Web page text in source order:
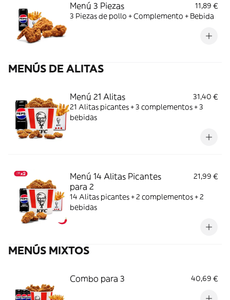
Menú 3 Piezas
11,89 €
3 Piezas de pollo + Complemento + Bebida
MENÚS DE ALITAS
Menú 21 Alitas
31,40 €
21 Alitas picantes + 3 complementos + 3
bebidas
Menú 14 Alitas Picantes
para 2
21,99 €
14 Alitas picantes + 2 complementos + 2
bebidas
MENÚS MIXTOS
Combo para 3 40,69 €